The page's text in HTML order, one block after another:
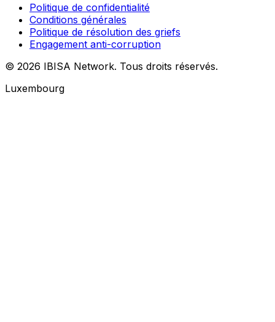
Politique de confidentialité
Conditions générales
Politique de résolution des griefs
Engagement anti-corruption
© 2026 IBISA Network. Tous droits réservés.
Luxembourg